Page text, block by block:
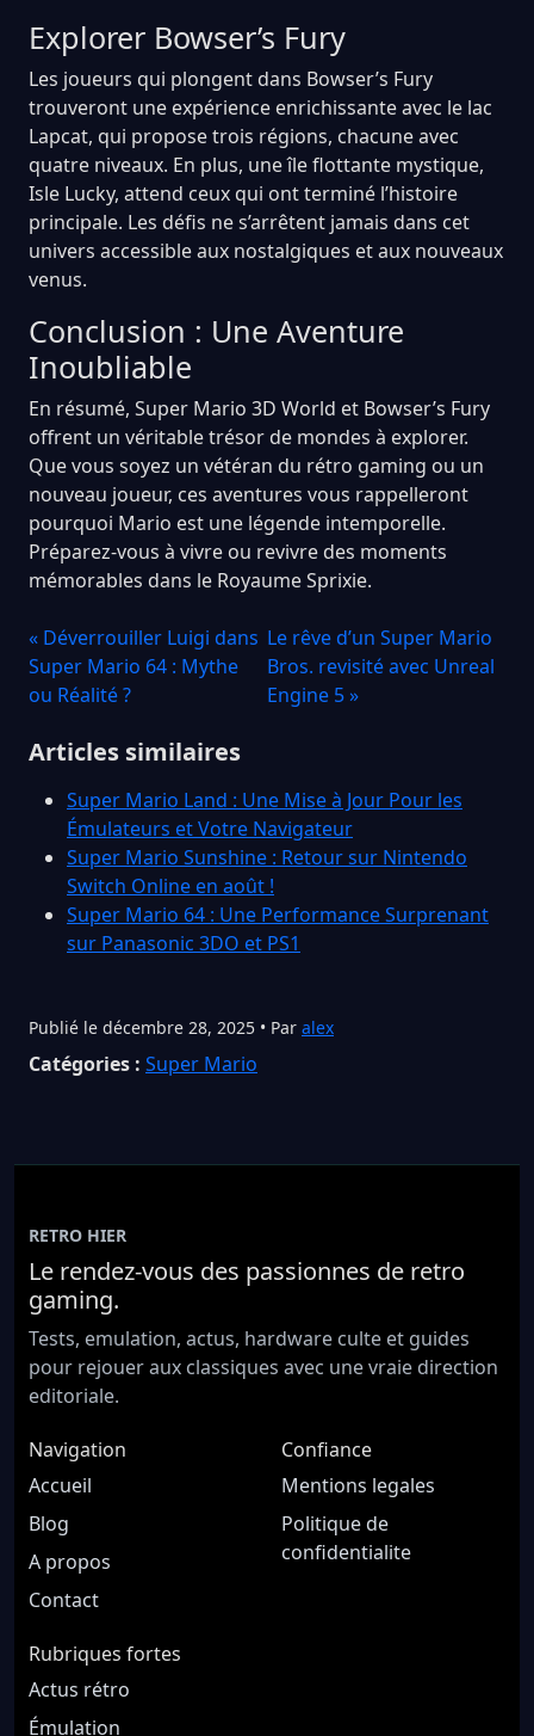
Explorer Bowser’s Fury
Les joueurs qui plongent dans Bowser’s Fury
trouveront une expérience enrichissante avec le lac
Lapcat, qui propose trois régions, chacune avec
quatre niveaux. En plus, une île flottante mystique,
Isle Lucky, attend ceux qui ont terminé l’histoire
principale. Les défis ne s’arrêtent jamais dans cet
univers accessible aux nostalgiques et aux nouveaux
venus.
Conclusion : Une Aventure
Inoubliable
En résumé, Super Mario 3D World et Bowser’s Fury
offrent un véritable trésor de mondes à explorer.
Que vous soyez un vétéran du rétro gaming ou un
nouveau joueur, ces aventures vous rappelleront
pourquoi Mario est une légende intemporelle.
Préparez-vous à vivre ou revivre des moments
mémorables dans le Royaume Sprixie.
« Déverrouiller Luigi dans
Super Mario 64 : Mythe
ou Réalité ?
Le rêve d’un Super Mario
Bros. revisité avec Unreal
Engine 5 »
Articles similaires
Super Mario Land : Une Mise à Jour Pour les
Émulateurs et Votre Navigateur
Super Mario Sunshine : Retour sur Nintendo
Switch Online en août !
Super Mario 64 : Une Performance Surprenant
sur Panasonic 3DO et PS1
Publié le décembre 28, 2025 • Par alex
Catégories : Super Mario
RETRO HIER
Le rendez-vous des passionnes de retro
gaming.
Tests, emulation, actus, hardware culte et guides
pour rejouer aux classiques avec une vraie direction
editoriale.
Navigation
Accueil
Blog
A propos
Contact
Confiance
Mentions legales
Politique de
confidentialite
Rubriques fortes
Actus rétro
Émulation